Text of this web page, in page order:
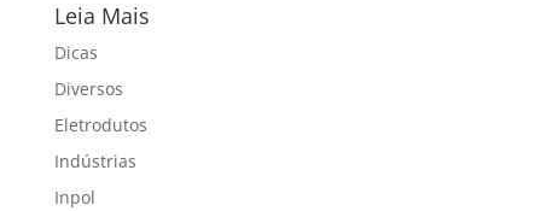
Leia Mais
Dicas
Diversos
Eletrodutos
Indústrias
Inpol